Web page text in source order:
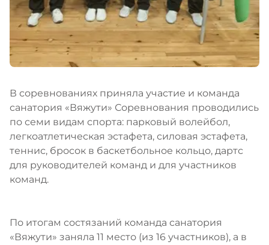
В соревнованиях приняла участие и команда
санатория «Вяжути» Соревнования проводились
по семи видам спорта: парковый волейбол,
легкоатлетическая эстафета, силовая эстафета,
теннис, бросок в баскетбольное кольцо, дартс
для руководителей команд и для участников
команд.
По итогам состязаний команда санатория
«Вяжути» заняла 11 место (из 16 участников), а в